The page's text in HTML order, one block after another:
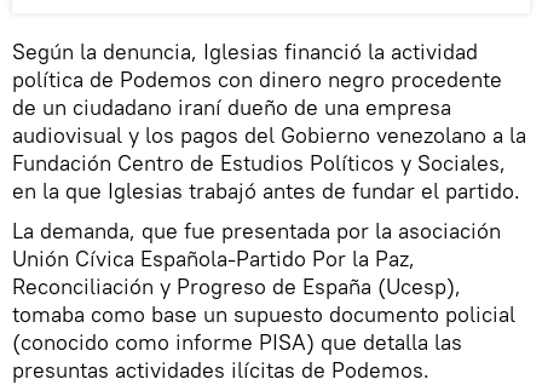
Según la denuncia, Iglesias financió la actividad
política de Podemos con dinero negro procedente
de un ciudadano iraní dueño de una empresa
audiovisual y los pagos del Gobierno venezolano a la
Fundación Centro de Estudios Políticos y Sociales,
en la que Iglesias trabajó antes de fundar el partido.
La demanda, que fue presentada por la asociación
Unión Cívica Española-Partido Por la Paz,
Reconciliación y Progreso de España (Ucesp),
tomaba como base un supuesto documento policial
(conocido como informe PISA) que detalla las
presuntas actividades ilícitas de Podemos.